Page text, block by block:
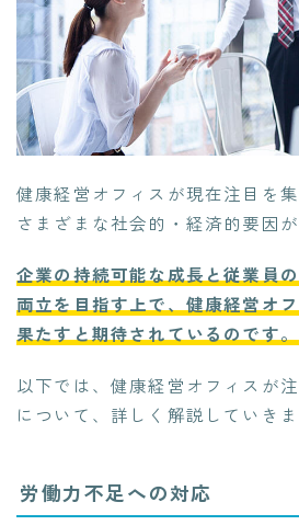
健康経営オフィスが現在注目を
さまざまな社会的・経済的要因が
企業の持続可能な成長と従業員
両立を目指す上で、健康経営オ
果たすと期待されているのです。
以下では、健康経営オフィスが
について、詳しく解説していきま
労働力不足への対応